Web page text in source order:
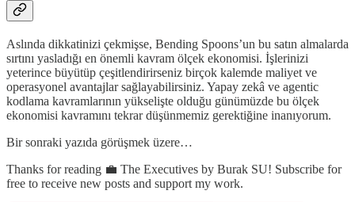
Aslında dikkatinizi çekmişse, Bending Spoons’un bu satın almalarda
sırtını yasladığı en önemli kavram ölçek ekonomisi. İşlerinizi
yeterince büyütüp çeşitlendirirseniz birçok kalemde maliyet ve
operasyonel avantajlar sağlayabilirsiniz. Yapay zekâ ve agentic
kodlama kavramlarının yükselişte olduğu günümüzde bu ölçek
ekonomisi kavramını tekrar düşünmemiz gerektiğine inanıyorum.
Bir sonraki yazıda görüşmek üzere…
Thanks for reading 💼 The Executives by Burak SU! Subscribe for
free to receive new posts and support my work.